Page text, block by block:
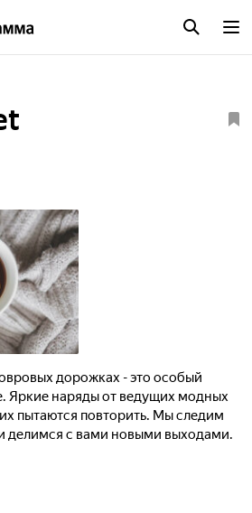
дорожках - это особый
Яркие наряды от ведущих модных
пытаются повторить. Мы следим
делимся с вами новыми выходами.